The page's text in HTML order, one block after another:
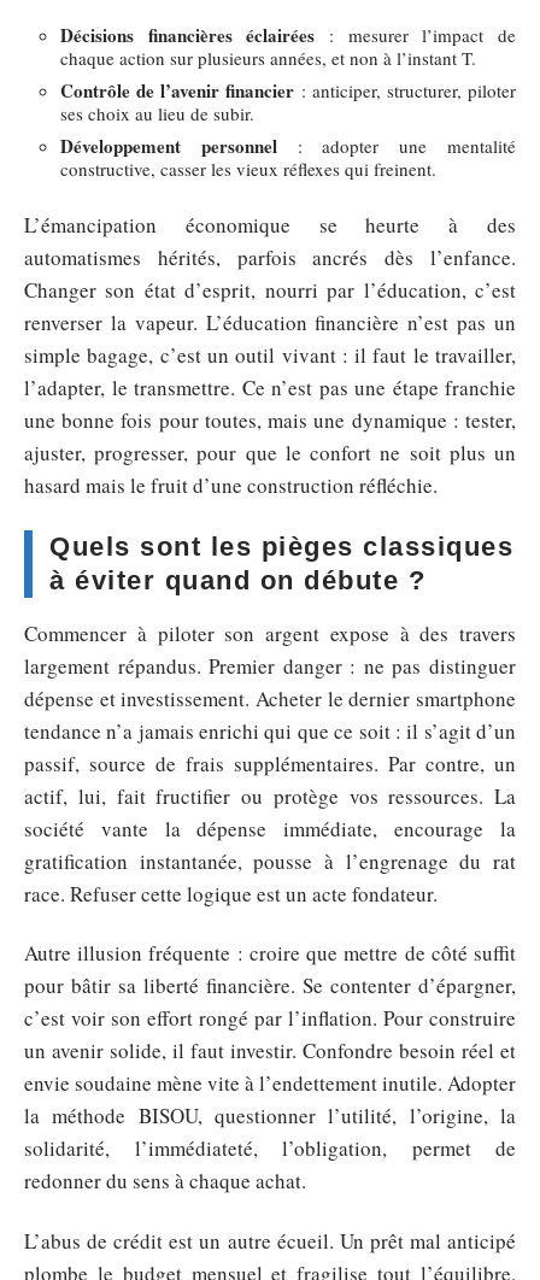
Décisions financières éclairées : mesurer l’impact de
chaque action sur plusieurs années, et non à l’instant T.
Contrôle de l’avenir financier : anticiper, structurer, piloter
ses choix au lieu de subir.
Développement personnel: adopter une mentalité
constructive, casser les vieux réflexes qui freinent.
L’émancipation économique se heurte à des
automatismes hérités, parfois ancrés dès l’enfance.
Changer son état d’esprit, nourri par l’éducation, c’est
renverser la vapeur. L’éducation financière n’est pas un
simple bagage, c’est un outil vivant : il faut le travailler,
l’adapter, le transmettre. Ce n’est pas une étape franchie
une bonne fois pour toutes, mais une dynamique : tester,
ajuster, progresser, pour que le confort ne soit plus un
hasard mais le fruit d’une construction réfléchie.
Quels sont les pièges classiques
à éviter quand on débute ?
Commencer à piloter son argent expose à des travers
largement répandus. Premier danger : ne pas distinguer
dépense et investissement. Acheter le dernier smartphone
tendance n’a jamais enrichi qui que ce soit : il s’agit d’un
passif, source de frais supplémentaires. Par contre, un
actif, lui, fait fructifier ou protège vos ressources. La
société vante la dépense immédiate, encourage la
gratification instantanée, pousse à l’engrenage du rat
race. Refuser cette logique est un acte fondateur.
Autre illusion fréquente : croire que mettre de côté suffit
pour bâtir sa liberté financière. Se contenter d’épargner,
c’est voir son effort rongé par l’inflation. Pour construire
un avenir solide, il faut investir. Confondre besoin réel et
envie soudaine mène vite à l’endettement inutile. Adopter
la méthode BISOU, questionner l’utilité, l’origine, la
solidarité, l’immédiateté, l’obligation, permet de
redonner du sens à chaque achat.
L’abus de crédit est un autre écueil. Un prêt mal anticipé
plombe le budget mensuel et fragilise tout l’équilibre.